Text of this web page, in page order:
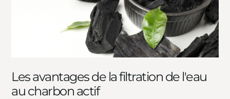
Les avantages de la filtration de l'eau
au charbon actif